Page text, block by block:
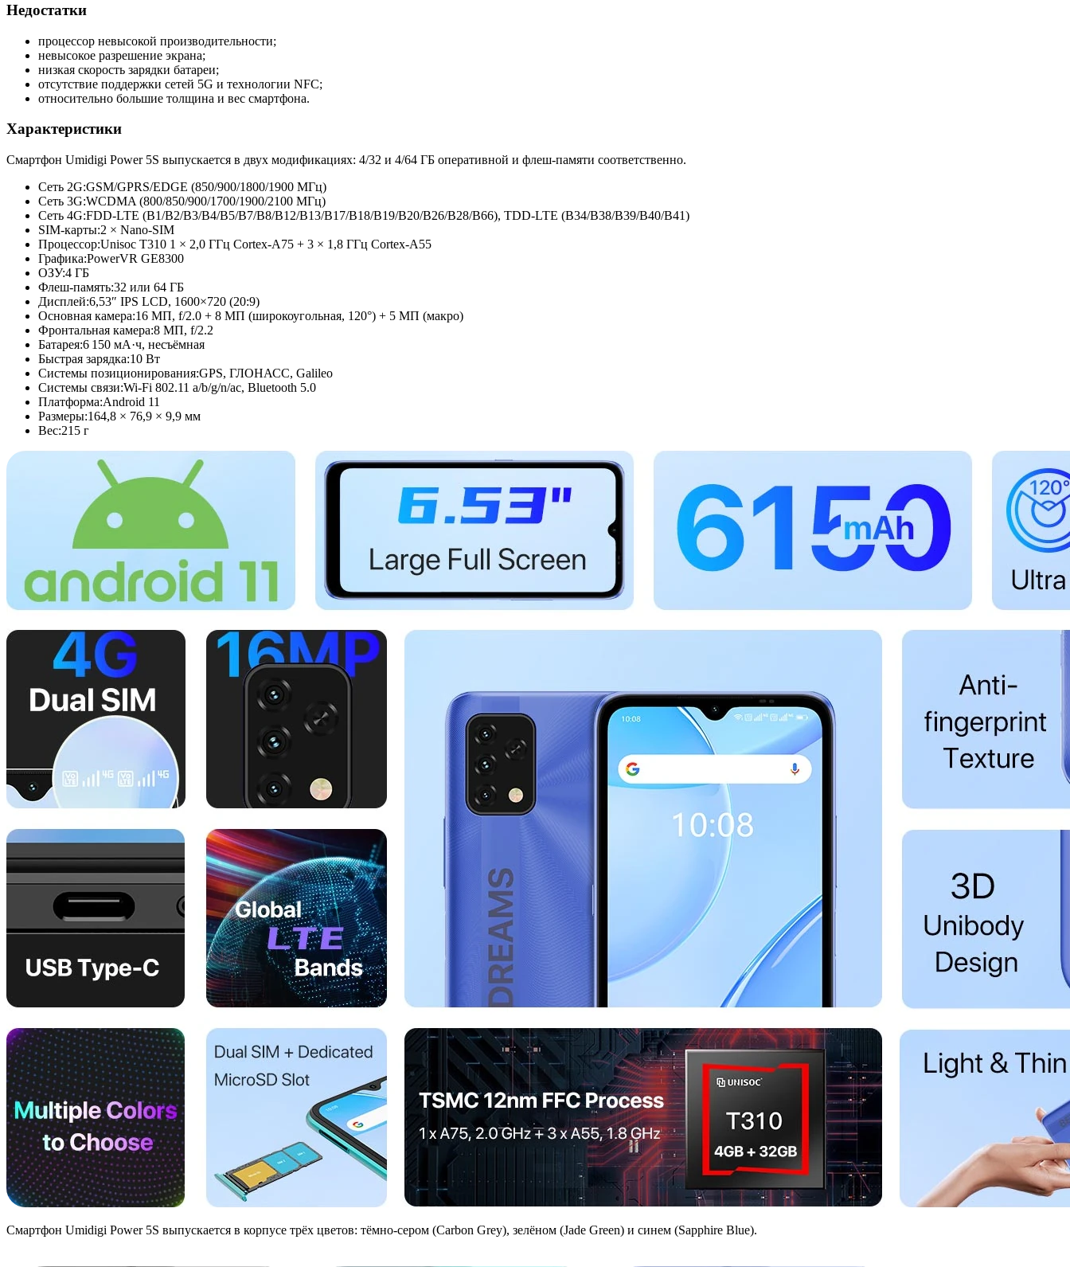
Недостатки
процессор невысокой производительности;
невысокое разрешение экрана;
низкая скорость зарядки батареи;
отсутствие поддержки сетей 5G и технологии NFC;
относительно большие толщина и вес смартфона.
Характеристики
Смартфон Umidigi Power 5S выпускается в двух модификациях: 4/32 и 4/64 ГБ оперативной и флеш-памяти соответственно.
Сеть 2G:GSM/GPRS/EDGE (850/900/1800/1900 МГц)
Сеть 3G:WCDMA (800/850/900/1700/1900/2100 МГц)
Сеть 4G:FDD-LTE (B1/B2/B3/B4/B5/B7/B8/B12/B13/B17/B18/B19/B20/B26/B28/B66), TDD-LTE (B34/B38/B39/B40/B41)
SIM-карты:2 × Nano-SIM
Процессор:Unisoc T310 1 × 2,0 ГГц Cortex-A75 + 3 × 1,8 ГГц Cortex-A55
Графика:PowerVR GE8300
ОЗУ:4 ГБ
Флеш-память:32 или 64 ГБ
Дисплей:6,53″ IPS LCD, 1600×720 (20:9)
Основная камера:16 МП, f/2.0 + 8 МП (широкоугольная, 120°) + 5 МП (макро)
Фронтальная камера:8 МП, f/2.2
Батарея:6 150 мА·ч, несъёмная
Быстрая зарядка:10 Вт
Системы позиционирования:GPS, ГЛОНАСС, Galileo
Системы связи:Wi-Fi 802.11 a/b/g/n/ac, Bluetooth 5.0
Платформа:Android 11
Размеры:164,8 × 76,9 × 9,9 мм
Вес:215 г
Смартфон Umidigi Power 5S выпускается в корпусе трёх цветов: тёмно-сером (Carbon Grey), зелёном (Jade Green) и синем (Sapphire Blue).